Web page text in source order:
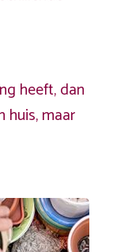
heeft, dan
huis, maar